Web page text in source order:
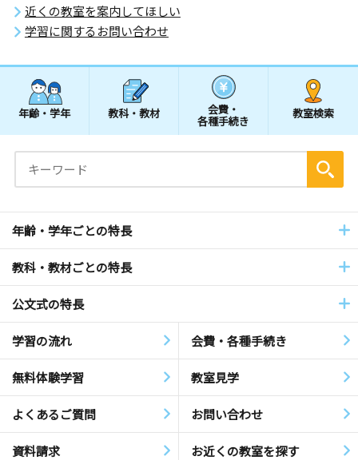
近くの教室を案内してほしい
学習に関するお問い合わせ
年齢・学年 教科・教材 会費・
各種手続き
教室検索
年齢・学年ごとの特長
教科・教材ごとの特長
公文式の特長
学習の流れ 会費・各種手続き
無料体験学習 教室見学
よくあるご質問 お問い合わせ
資料請求 お近くの教室を探す